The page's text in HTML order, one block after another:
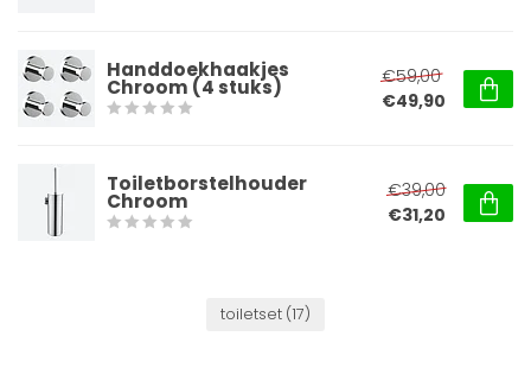
Handdoekhaakjes
Chroom (4 stuks)
€59,00
€49,90
Toiletborstelhouder
Chroom
€39,00
€31,20
toiletset (17)